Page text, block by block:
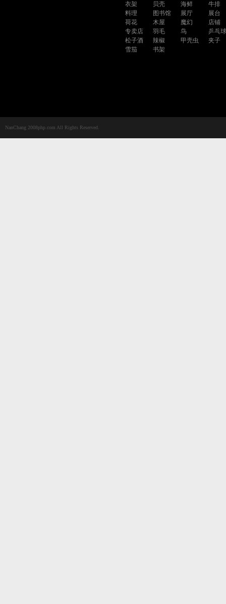
衣架
贝壳 海鲜
牛排
料理
图书馆 展厅
展台
荷花
木屋 魔幻
店铺
专卖店
羽毛 鸟
乒乓球
松子酒
辣椒 甲壳虫
夹子
雪茄
书架
NanChang 2008php.com All Rights Reserved.